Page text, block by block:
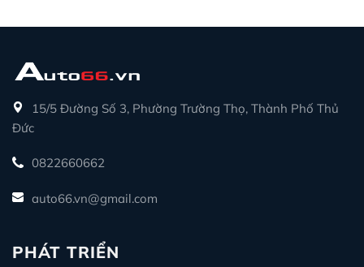
15/5 Đường Số 3, Phường Trường Thọ, Thành Phố Thủ
Đức
0822660662
auto66.vn@gmail.com
PHÁT TRIỂN